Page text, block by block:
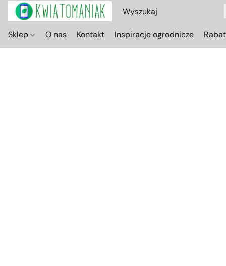
Sklep O nas Kontakt Inspiracje ogrodnicze